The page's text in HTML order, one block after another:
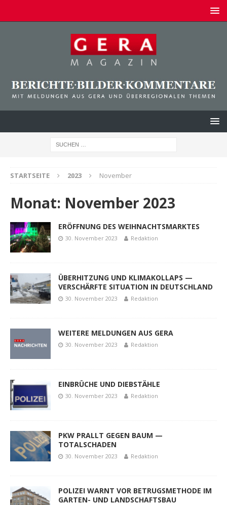
STARTSEITE 2023 November
Monat: November 2023
ERÖFFNUNG DES WEIHNACHTSMARKTES
30. November 2023 Redaktion
ÜBERHITZUNG UND KLIMAKOLLAPS —
VERSCHÄRFTE SITUATION IN DEUTSCHLAND
30. November 2023 Redaktion
WEITERE MELDUNGEN AUS GERA
30. November 2023 Redaktion
EINBRÜCHE UND DIEBSTÄHLE
30. November 2023 Redaktion
PKW PRALLT GEGEN BAUM —
TOTALSCHADEN
30. November 2023 Redaktion
POLIZEI WARNT VOR BETRUGSMETHODE IM
GARTEN- UND LANDSCHAFTSBAU